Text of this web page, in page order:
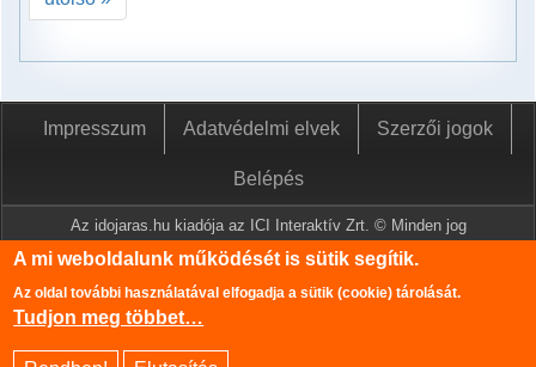
Impresszum Adatvédelmi elvek Szerzői jogok
Belépés
Az idojaras.hu kiadója az ICI Interaktív Zrt. © Minden jog
fenntartva.
szóló 1999. évi LXXVI. törvény értelmében az ICI Interaktív Zrt
írásos engedélye nélkül tilos lemásolni és közzétenni.
Az oldalon található információk szerkesztéséhez az Országos
A mi weboldalunk működését is sütik segítik.
Az oldal további használatával elfogadja a sütik (cookie) tárolását.
Tudjon meg többet…